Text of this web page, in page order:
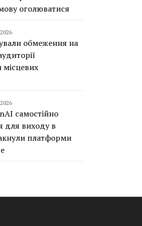
оголюватися
обмеження на
самостійно
для виходу в
платформи